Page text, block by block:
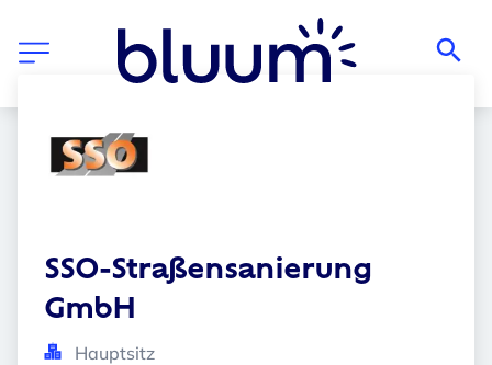
SSO-Straßensanierung
GmbH
Hauptsitz